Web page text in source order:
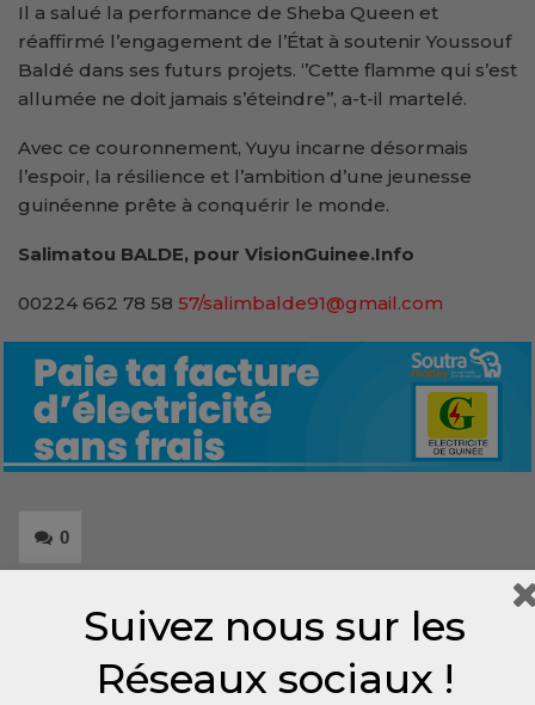
Il a salué la performance de Sheba Queen et
réaffirmé l’engagement de l’État à soutenir Youssouf
Baldé dans ses futurs projets. ‘’Cette flamme qui s’est
allumée ne doit jamais s’éteindre’’, a-t-il martelé.
Avec ce couronnement, Yuyu incarne désormais
l’espoir, la résilience et l’ambition d’une jeunesse
guinéenne prête à conquérir le monde.
Salimatou BALDE, pour VisionGuinee.Info
00224 662 78 58 57/salimbalde91@gmail.com
0
Suivez nous sur les
Réseaux sociaux !